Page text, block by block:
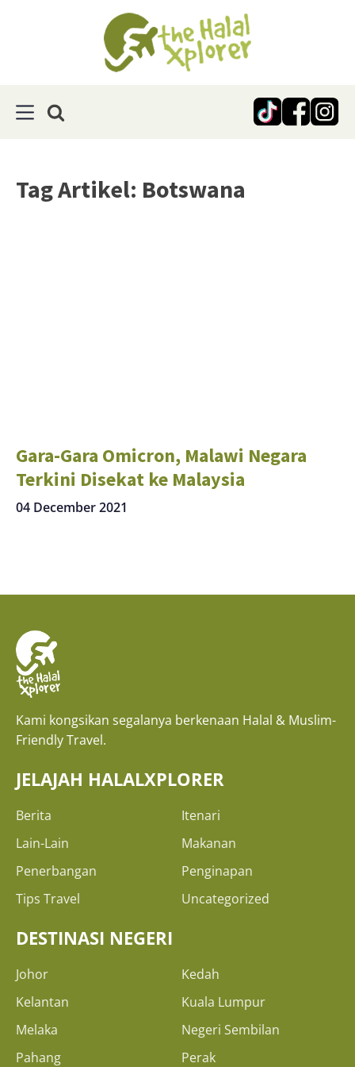
Tag Artikel: Botswana
Gara-Gara Omicron, Malawi Negara
Terkini Disekat ke Malaysia
04 December 2021
Kami kongsikan segalanya berkenaan Halal & Muslim-
Friendly Travel.
JELAJAH HALALXPLORER
Berita
Itenari
Lain-Lain
Makanan
Penerbangan
Penginapan
Tips Travel
Uncategorized
DESTINASI NEGERI
Johor
Kedah
Kelantan
Kuala Lumpur
Melaka
Negeri Sembilan
Pahang
Perak